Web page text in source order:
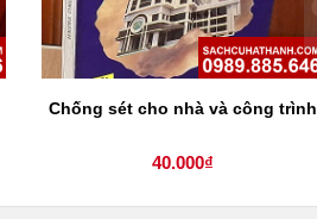
Chống sét cho nhà và công trình
40.000₫